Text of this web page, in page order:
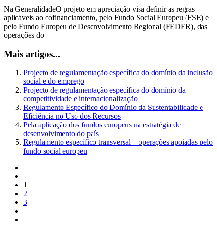
Na GeneralidadeO projeto em apreciação visa definir as regras
aplicáveis ao cofinanciamento, pelo Fundo Social Europeu (FSE) e
pelo Fundo Europeu de Desenvolvimento Regional (FEDER), das
operações do
Mais artigos...
Projecto de regulamentação específica do domínio da inclusão
social e do emprego
Projecto de regulamentação específica do domínio da
competitividade e internacionalização
Regulamento Específico do Domínio da Sustentabilidade e
Eficiência no Uso dos Recursos
Pela aplicação dos fundos europeus na estratégia de
desenvolvimento do país
Regulamento específico transversal – operações apoiadas pelo
fundo social europeu
1
2
3